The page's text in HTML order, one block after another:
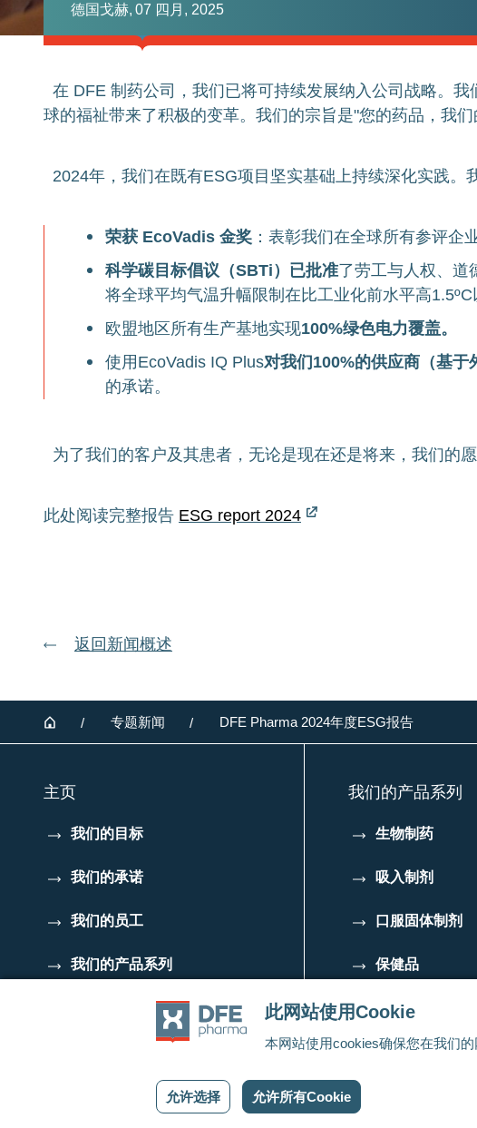
此网站使用Cookie
本网站使用cookies确保您在我们
允许选择 允许所有Cookie
德国戈赫, 07 四月, 2025
在 DFE 制药公司，我们已将可持续发展纳入公司战略。
球的福祉带来了积极的变革。我们的宗旨是"您的药品，我
2024年，我们在既有ESG项目坚实基础上持续深化实践。
荣获 EcoVadis 金奖 ：表彰我们在全球所有参评企
科学碳目标倡议（SBTi）已批准了劳工与人权、道
将全球平均气温升幅限制在比工业化前水平高
欧盟地区所有生产基地实现100%绿色电力覆盖。
使用EcoVadis IQ Plus对我们100%的供应商（基于
的承诺。
为了我们的客户及其患者，无论是现在还是将来，我们的
此处阅读完整报告 ESG report 2024
返
回
返回新闻概述
Footer
Home 专题新闻 DFE Pharma 2024年度ESG报告
主页
我们的目标
我们的承诺
我们的员工
我们的产品系列
Code of Conduct for
Business Partners
我们的产品系列
生物制药
吸入制剂
口服固体制剂
保健品